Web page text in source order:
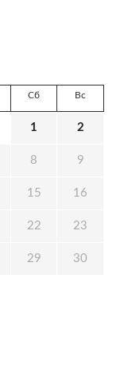
Сб Вс
1 2
8 9
15 16
22 23
29 30